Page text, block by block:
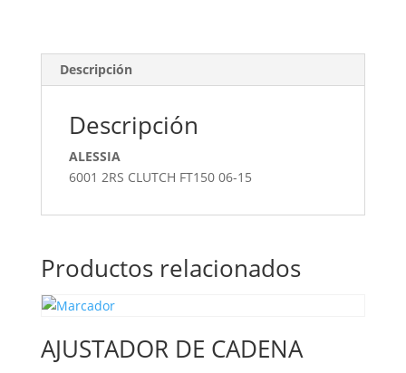
Descripción
Descripción
ALESSIA
6001 2RS CLUTCH FT150 06-15
Productos relacionados
AJUSTADOR DE CADENA